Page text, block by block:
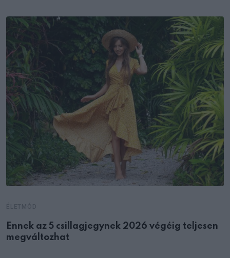
Ennek az 5 csillagjegynek 2026 végéig teljesen
megváltozhat